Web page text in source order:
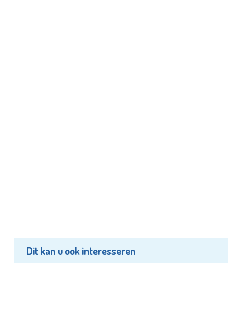
Dit kan u ook interesseren